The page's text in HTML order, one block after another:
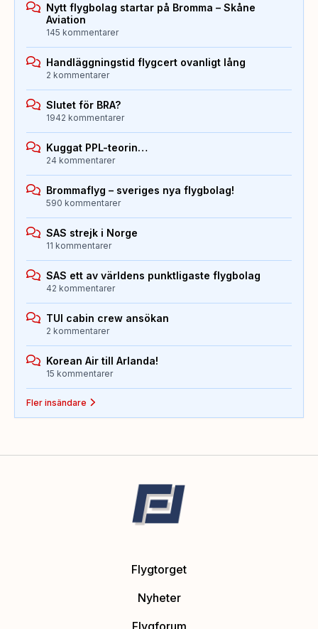
Nytt flygbolag startar på Bromma – Skåne
Aviation
145 kommentarer
Handläggningstid flygcert ovanligt lång
2 kommentarer
Slutet för BRA?
1942 kommentarer
Kuggat PPL-teorin…
24 kommentarer
Brommaflyg – sveriges nya flygbolag!
590 kommentarer
SAS strejk i Norge
11 kommentarer
SAS ett av världens punktligaste flygbolag
42 kommentarer
TUI cabin crew ansökan
2 kommentarer
Korean Air till Arlanda!
15 kommentarer
Fler insändare
Flygtorget
Nyheter
Flygforum